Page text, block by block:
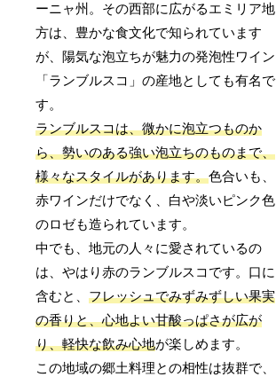
ーニャ州。その西部に広がるエミリア地
方は、豊かな食文化で知られています
が、陽気な泡立ちが魅力の発泡性ワイン
「ランブルスコ」の産地としても有名で
す。
ランブルスコは、微かに泡立つものか
ら、勢いのある強い泡立ちのものまで、
様々なスタイルがあります。色合いも、
赤ワインだけでなく、白や淡いピンク色
のロゼも造られています。
中でも、地元の人々に愛されているの
は、やはり赤のランブルスコです。口に
含むと、フレッシュでみずみずしい果実
の香りと、心地よい甘酸っぱさが広が
り、軽快な飲み心地が楽しめます。
この地域の郷土料理との相性は抜群で、